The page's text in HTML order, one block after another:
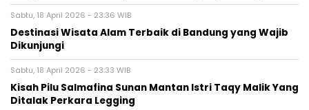
Sabtu, 18 April 2026 - 23:36 WIB
Destinasi Wisata Alam Terbaik di Bandung yang Wajib
Dikunjungi
Sabtu, 18 April 2026 - 23:33 WIB
Kisah Pilu Salmafina Sunan Mantan Istri Taqy Malik Yang
Ditalak Perkara Legging